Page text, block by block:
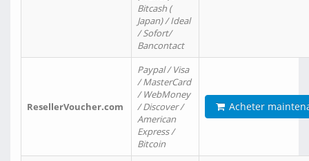
Bitcash (
Japan) / Ideal
/ Sofort/
Bancontact
ResellerVoucher.com
Paypal / Visa
/ MasterCard
/ WebMoney
/ Discover /
American
Express /
Bitcoin
Acheter